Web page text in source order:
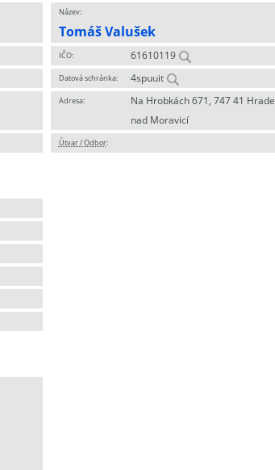
Název:
Tomáš Valušek
IČO: 61610119
Datová schránka: 4spuuit
Adresa:
Na Hrobkách 671, 747 41
nad Moravicí
Útvar / Odbor: